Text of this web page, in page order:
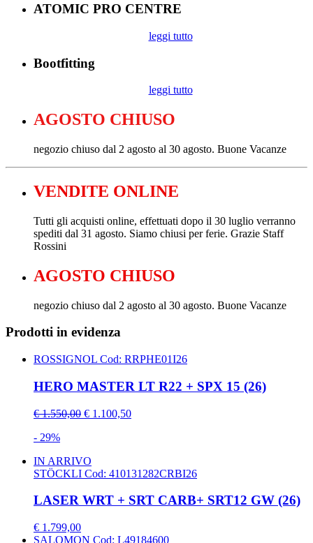
ATOMIC PRO CENTRE
leggi tutto
Bootfitting
leggi tutto
AGOSTO CHIUSO
negozio chiuso dal 2 agosto al 30 agosto. Buone Vacanze
VENDITE ONLINE
Tutti gli acquisti online, effettuati dopo il 30 luglio verranno
spediti dal 31 agosto. Siamo chiusi per ferie. Grazie Staff
Rossini
AGOSTO CHIUSO
negozio chiuso dal 2 agosto al 30 agosto. Buone Vacanze
Prodotti in evidenza
ROSSIGNOL Cod: RRPHE01I26
HERO MASTER LT R22 + SPX 15 (26)
€ 1.550,00 € 1.100,50
- 29%
IN ARRIVO
STÖCKLI Cod: 410131282CRBI26
LASER WRT + SRT CARB+ SRT12 GW (26)
€ 1.799,00
SALOMON Cod: L49184600